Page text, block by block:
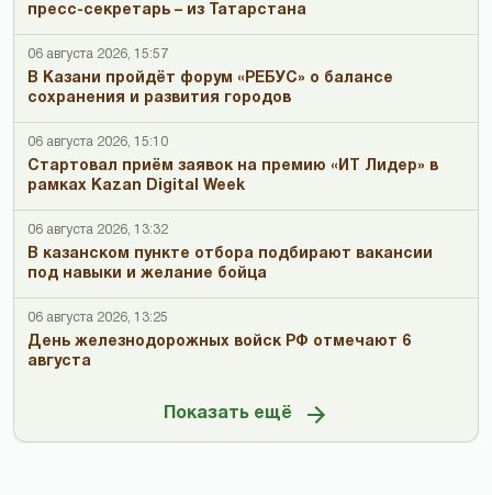
пресс-секретарь – из Татарстана
06 августа 2026, 15:57
В Казани пройдёт форум «РЕБУС» о балансе
сохранения и развития городов
06 августа 2026, 15:10
Стартовал приём заявок на премию «ИТ Лидер» в
рамках Kazan Digital Week
06 августа 2026, 13:32
В казанском пункте отбора подбирают вакансии
под навыки и желание бойца
06 августа 2026, 13:25
День железнодорожных войск РФ отмечают 6
августа
Показать ещё